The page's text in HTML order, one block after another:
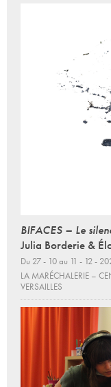
BIFACES – Le
Julia Borderie &
Du 27 - 10 au 11 - 12 -
LA MARÉCHALERIE –
VERSAILLES